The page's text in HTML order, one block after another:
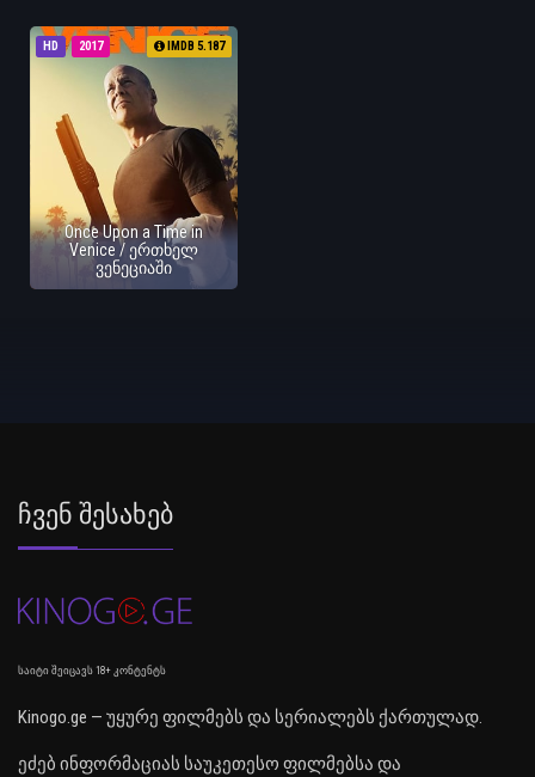
HD 2017 IMDB 5.187
Once Upon a Time in
Venice / ერთხელ
ვენეციაში
Ჩვენ Შესახებ
საიტი შეიცავს 18+ კონტენტს
Kinogo.ge — უყურე ფილმებს და სერიალებს ქართულად.
ეძებ ინფორმაციას საუკეთესო ფილმებსა და